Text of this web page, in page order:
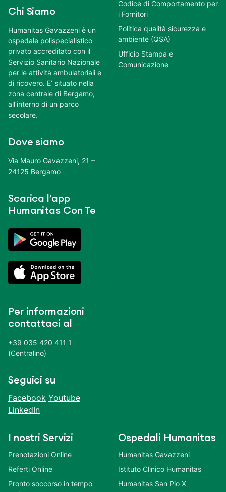
Chi Siamo
Humanitas Gavazzeni è un
ospedale polispecialistico
privato accreditato con il
Servizio Sanitario Nazionale
per le attività ambulatoriali e
di ricovero. E’ situato nella
zona centrale di Bergamo,
all’interno di un parco
secolare.
Dove siamo
Via Mauro Gavazzeni, 21 –
24125 Bergamo
Scarica l’app
Humanitas Con Te
Per informazioni
contattaci al
+39 035 420 411 1
(Centralino)
Seguici su
Facebook Youtube
LinkedIn
Codice di Comportamento per
i Fornitori
Politica qualità sicurezza e
ambiente (QSA)
Ufficio Stampa e
Comunicazione
I nostri Servizi
Prenotazioni Online
Referti Online
Pronto soccorso in tempo
Ospedali Humanitas
Humanitas Gavazzeni
Istituto Clinico Humanitas
Humanitas San Pio X